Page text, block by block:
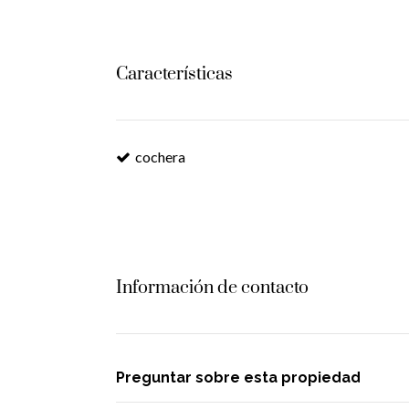
Características
cochera
Información de contacto
Preguntar sobre esta propiedad